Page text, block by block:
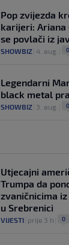
Pop zvijezda
karijeri: Ariana
se povlači iz
SHOWBIZ 4. aug. 0
Legendarni
black metal
SHOWBIZ 3. aug. 0
Utjecajni
Trumpa da
zvaničnicima
u Srebrenici
VIJESTI prije 3 h 0